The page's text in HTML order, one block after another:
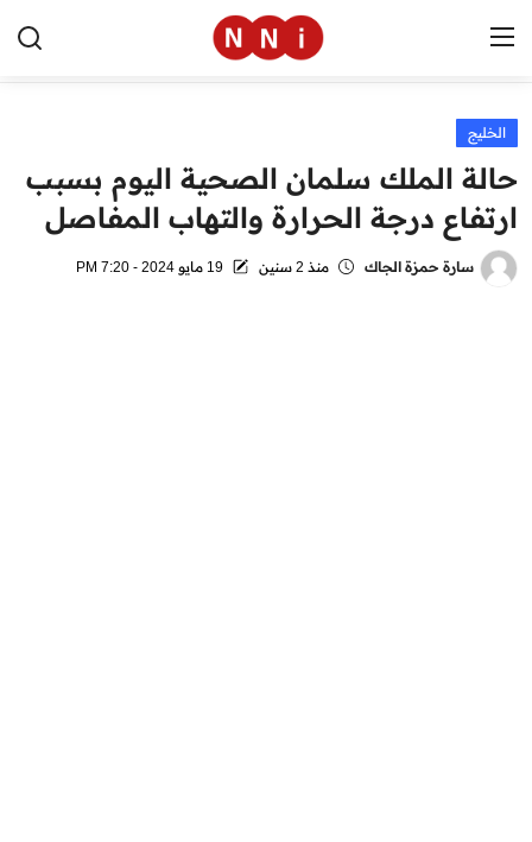
الرئيسية
اخبار مصر
العالم
الخليج
حالة الملك سلمان الصحية اليوم بسبب
ارتفاع درجة الحرارة والتهاب المفاصل
سارة حمزة الجاك منذ 2 سنين 19 مايو 2024 - 7:20 PM